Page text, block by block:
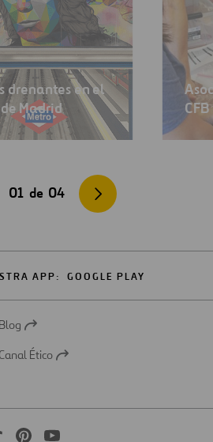
drenantes en el
Madrid
01 de 04
APP: GOOGLE PLAY
Abrir
una
Blog
Abrir
Canal Ético